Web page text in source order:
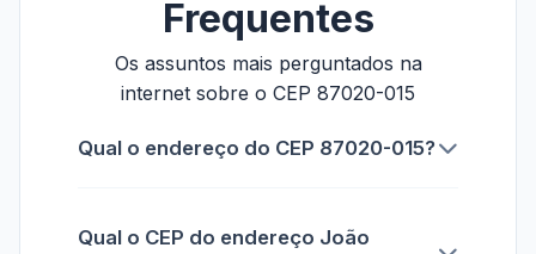
Frequentes
Os assuntos mais perguntados na
internet sobre o CEP 87020-015
Qual o endereço do CEP 87020-015?
Qual o CEP do endereço João